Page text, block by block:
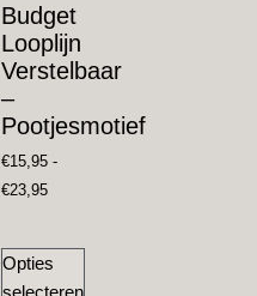
Budget
Looplijn
Verstelbaar
–
Pootjesmotief
€15,95 -
€23,95
Opties